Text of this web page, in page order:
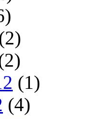
(1)
(4)